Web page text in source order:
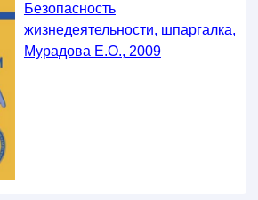
Безопасность
жизнедеятельности, шпаргалка,
Мурадова Е.О., 2009